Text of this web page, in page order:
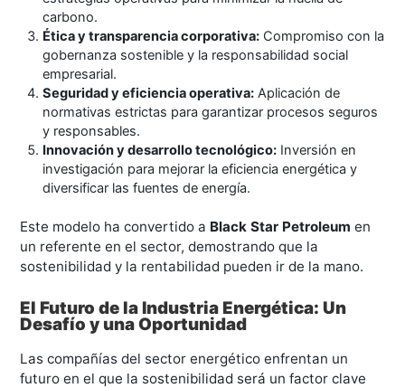
carbono.
Ética y transparencia corporativa: Compromiso con la
gobernanza sostenible y la responsabilidad social
empresarial.
Seguridad y eficiencia operativa: Aplicación de
normativas estrictas para garantizar procesos seguros
y responsables.
Innovación y desarrollo tecnológico: Inversión en
investigación para mejorar la eficiencia energética y
diversificar las fuentes de energía.
Este modelo ha convertido a Black Star Petroleum en
un referente en el sector, demostrando que la
sostenibilidad y la rentabilidad pueden ir de la mano.
El Futuro de la Industria Energética: Un
Desafío y una Oportunidad
Las compañías del sector energético enfrentan un
futuro en el que la sostenibilidad será un factor clave